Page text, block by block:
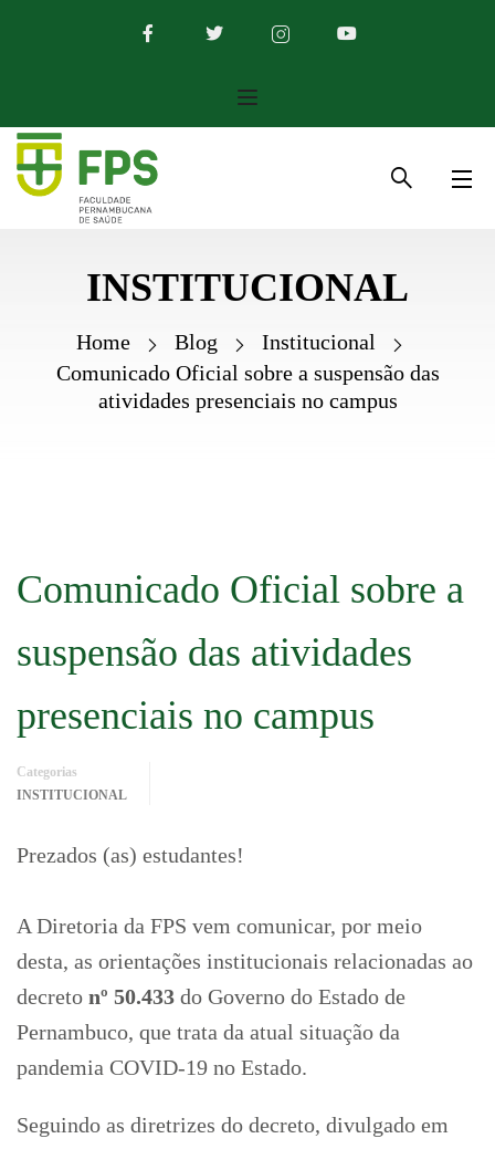
INSTITUCIONAL
Home Blog
Institucional
Comunicado Oficial sobre a suspensão das
atividades presenciais no campus
Comunicado Oficial sobre a
suspensão das atividades
presenciais no campus
Categorias
INSTITUCIONAL
Prezados (as) estudantes!
A Diretoria da FPS vem comunicar, por meio
desta, as orientações institucionais relacionadas ao
decreto nº 50.433 do Governo do Estado de
Pernambuco, que trata da atual situação da
pandemia COVID-19 no Estado.
Seguindo as diretrizes do decreto, divulgado em